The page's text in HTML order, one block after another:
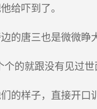
给吓到了。
的唐三也是微微睁
的就跟没有见过
的样子，直接开口